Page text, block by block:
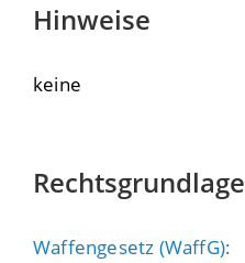
Hinweise
keine
Rechtsgrundlage
Waffengesetz (WaffG):